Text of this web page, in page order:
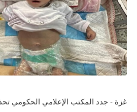
غزة - جدد المكتب الإعلامي الحكومي